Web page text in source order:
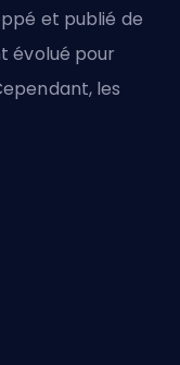
et publié de
évolué pour
les